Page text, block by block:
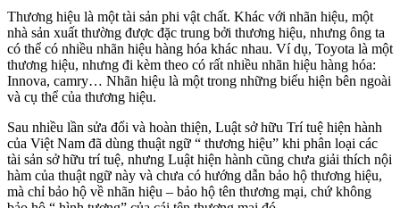
Thương hiệu là một tài sản phi vật chất. Khác với nhãn hiệu, một
nhà sản xuất thường được đặc trung bởi thương hiệu, nhưng ông ta
có thể có nhiều nhãn hiệu hàng hóa khác nhau. Ví dụ, Toyota là một
thương hiệu, nhưng đi kèm theo có rất nhiều nhãn hiệu hàng hóa:
Innova, camry… Nhãn hiệu là một trong những biểu hiện bên ngoài
và cụ thể của thương hiệu.
Sau nhiều lần sửa đổi và hoàn thiện, Luật sở hữu Trí tuệ hiện hành
của Việt Nam đã dùng thuật ngữ “ thương hiệu” khi phân loại các
tài sản sở hữu trí tuệ, nhưng Luật hiện hành cũng chưa giải thích nội
hàm của thuật ngữ này và chưa có hướng dẫn bảo hộ thương hiệu,
mà chỉ bảo hộ về nhãn hiệu – bảo hộ tên thương mại, chứ không